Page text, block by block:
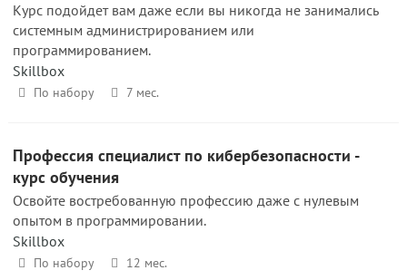
Курс подойдет вам даже если вы никогда не занимались
системным администрированием или
программированием.
Skillbox
По набору 7 мес.
Профессия специалист по кибербезопасности -
курс обучения
Освойте востребованную профессию даже с нулевым
опытом в программировании.
Skillbox
По набору 12 мес.